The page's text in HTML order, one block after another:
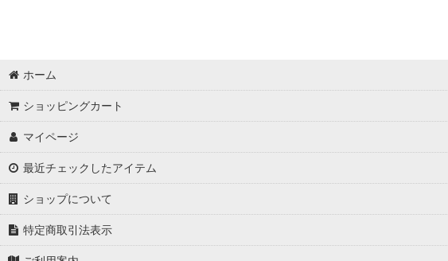
ぬいぐるみ・抱き枕
スマホ・PC周辺
文房具・雑貨
イラスト集・サウンドトラック
ファッション
ホーム
ショッピングカート
マイページ
最近チェックしたアイテム
ショップについて
特定商取引法表示